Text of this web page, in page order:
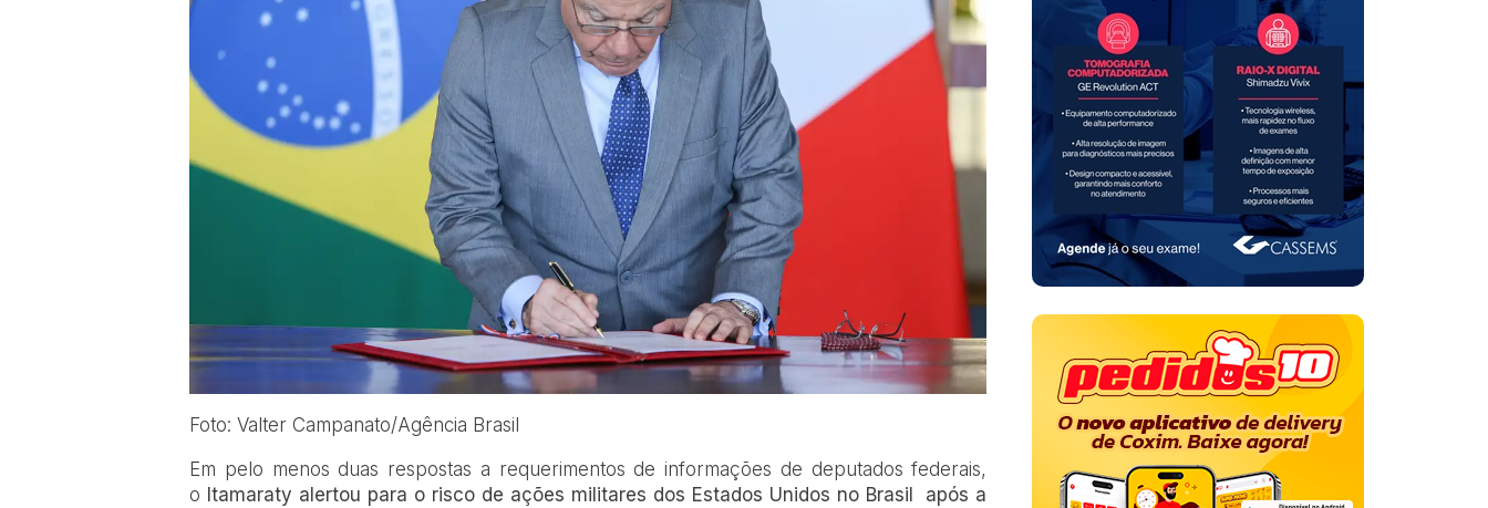
Foto: Valter Campanato/Agência Brasil
Em pelo menos duas respostas a requerimentos de informações de deputados federais,
o Itamaraty alertou para o risco de ações militares dos Estados Unidos no Brasil após a